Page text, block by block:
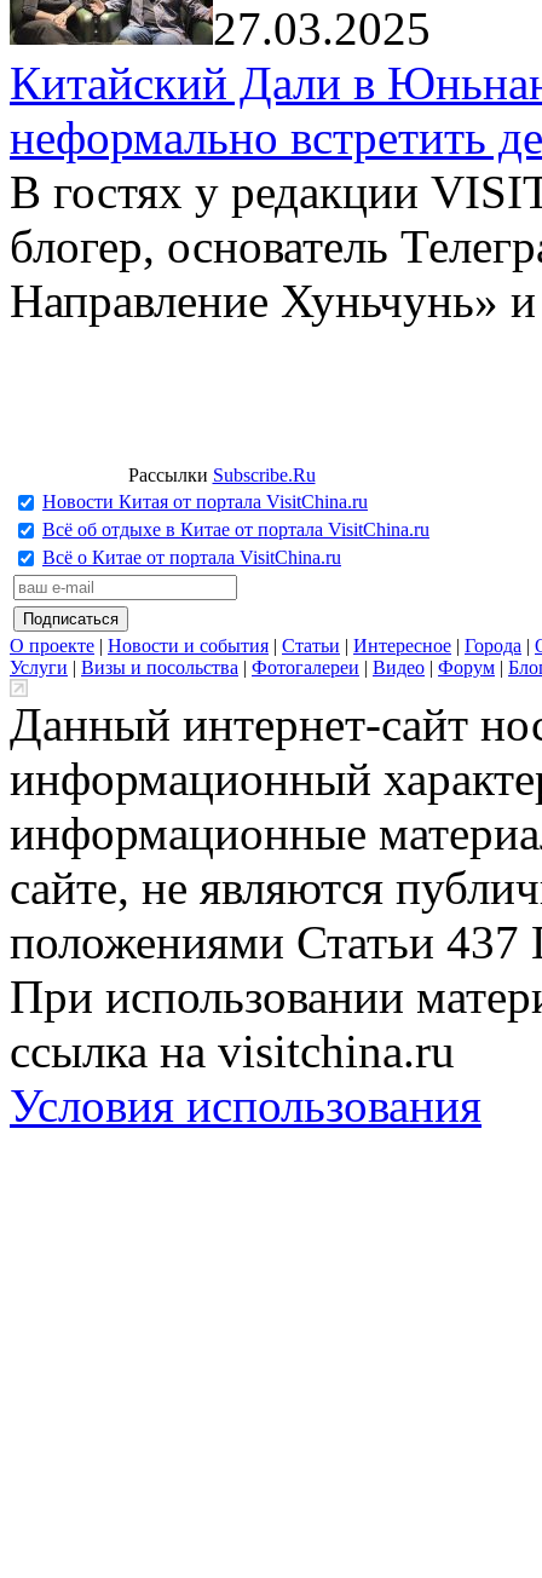
27.03.2025
Китайский Дали в
неформально встретить
В гостях у редакции
блогер, основатель
Направление Хуньчунь»
Рассылки Subscribe.Ru
Новости Китая от портала VisitChina.ru
Всё об отдыхе в Китае от портала VisitChina.ru
Всё о Китае от портала VisitChina.ru
О проекте | Новости и события | Статьи | Интересное | Города |
Услуги | Визы и посольства | Фотогалереи | Видео | Форум |
Данный интернет-сайт
информационный
информационные
сайте, не являются
положениями Статьи 437
При использовании
ссылка на visitchina.ru
Условия использования